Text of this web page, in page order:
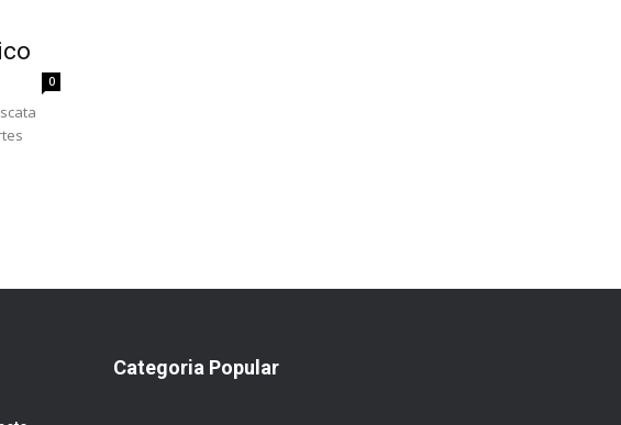
0
Categoria Popular